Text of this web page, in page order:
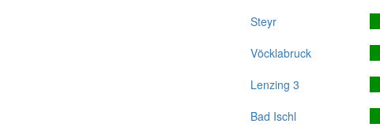
Steyr
Vöcklabruck
Lenzing 3
Bad Ischl